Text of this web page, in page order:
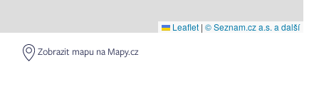
Leaflet | © Seznam.cz a.s. a další
Zobrazit mapu na Mapy.cz